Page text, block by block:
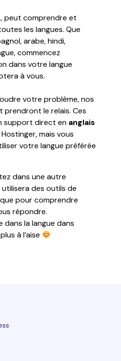
peut comprendre et
les langues. Que
arabe, hindi,
commencez
dans votre langue
à vous.
votre problème, nos
le relais. Ces
support direct en anglais
mais vous
votre langue préférée
dans une autre
des outils de
pour comprendre
répondre.
dans la langue dans
à l’aise